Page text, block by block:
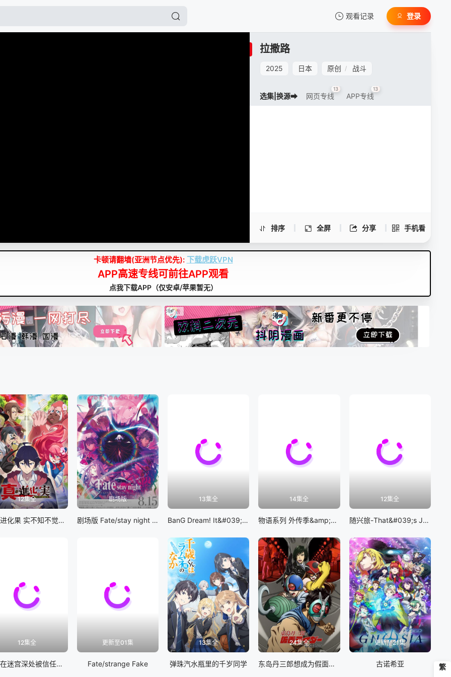
观看记录
我的观影记录
登录
拉撒路
2025 日本 原创 / 战斗
排序 全屏 分享 手机看
选集|换源➡ 网页专线
13
APP专线
13
卡顿请翻墙(亚洲节点优先): 下载虎跃VPN
APP高速专线可前往APP观看
点我下载APP（仅安卓/苹果暂无）
12集全
真・进化果 实不知不觉踏上胜利的人生
剧场版
剧场版 Fate/stay night [Heaven&#039;s Feel] III.spring song
13集全
BanG Dream! It&#039;s MyGO!!!!!
14集全
物语系列 外传季&amp;怪物季
12集全
随兴旅-That&#039;s Journey-
12集全
差点在迷宫深处被信任的伙伴杀掉，但靠着天赐技能「无限扭蛋」获得等级9999的伙伴，我要向前队友和世界展开复仇&amp;「给他们好看！」
更新至01集
Fate/strange Fake
13集全
弹珠汽水瓶里的千岁同学
24集全
东岛丹三郎想成为假面骑士
更新至21集
古诺希亚 繁